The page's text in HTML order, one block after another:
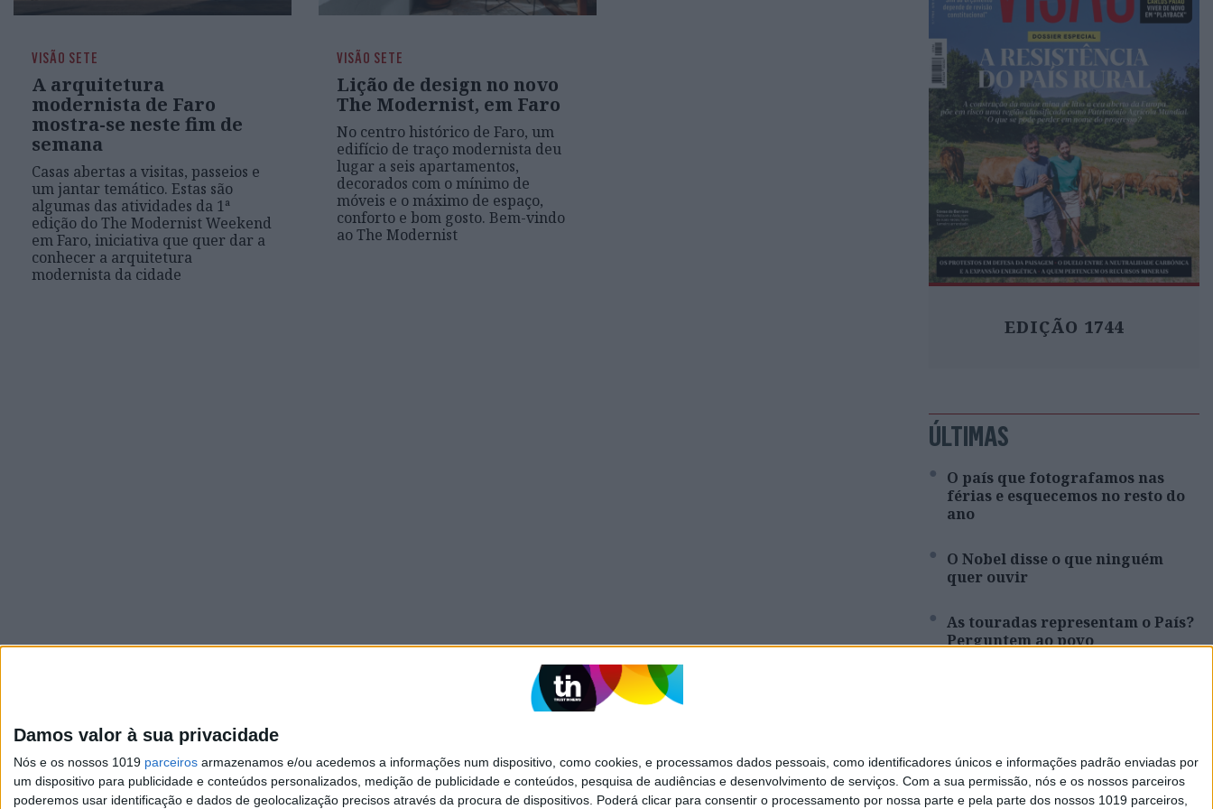
Damos valor à sua privacidade
Nós e os nossos 1019 parceiros armazenamos e/ou acedemos a informações num dispositivo, como cookies, e processamos dados pessoais, como identificadores únicos e informações padrão enviadas por
um dispositivo para publicidade e conteúdos personalizados, medição de publicidade e conteúdos, pesquisa de audiências e desenvolvimento de serviços. Com a sua permissão, nós e os nossos parceiros
poderemos usar identificação e dados de geolocalização precisos através da procura de dispositivos. Poderá clicar para consentir o processamento por nossa parte e pela parte dos nossos 1019 parceiros,
VISÃO SETE
A arquitetura
modernista de Faro
mostra-se neste fim de
semana
Casas abertas a visitas, passeios e
um jantar temático. Estas são
algumas das atividades da 1ª
edição do The Modernist Weekend
em Faro, iniciativa que quer dar a
conhecer a arquitetura
modernista da cidade
VISÃO SETE
Lição de design no novo
The Modernist, em Faro
No centro histórico de Faro, um
edifício de traço modernista deu
lugar a seis apartamentos,
decorados com o mínimo de
móveis e o máximo de espaço,
conforto e bom gosto. Bem-vindo
ao The Modernist
EDIÇÃO 1744
ÚLTIMAS
O país que fotografamos nas
férias e esquecemos no resto do
ano
O Nobel disse o que ninguém
quer ouvir
As touradas representam o País?
Perguntem ao povo
a expansão energética